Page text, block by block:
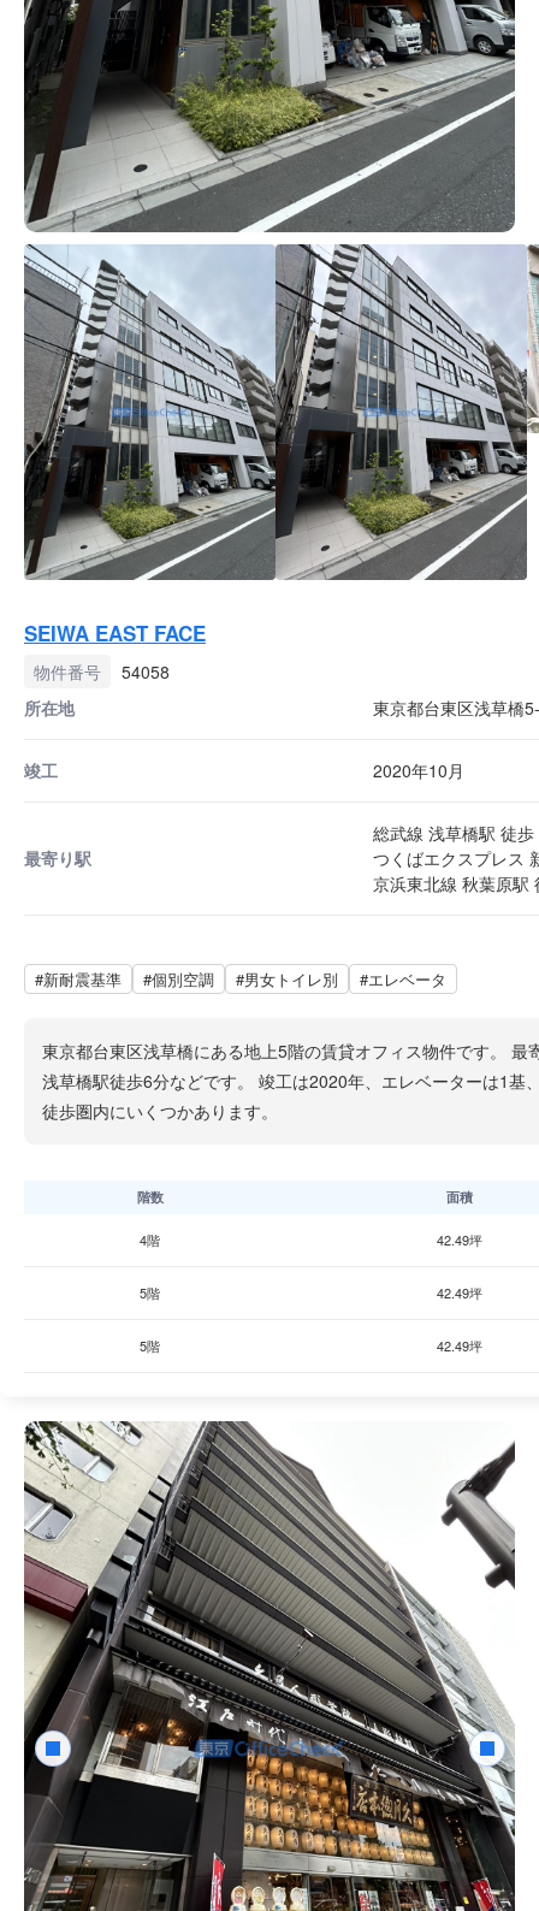
SEIWA EAST FACE
物件番号
54058
所在地
東京都台東区浅草橋
竣工 2020年10月
最寄り駅
総武線 浅草橋駅 徒歩
つくばエクスプレス
京浜東北線 秋葉原駅
#新耐震基準 #個別空調 #男女トイレ別 #エレベータ
東京都台東区浅草橋にある地上5階の賃貸オフィス物件です。
浅草橋駅徒歩6分などです。 竣工は2020年、エレベーターは1
徒歩圏内にいくつかあります。
階数 面積
4階 42.49坪
5階 42.49坪
5階 42.49坪